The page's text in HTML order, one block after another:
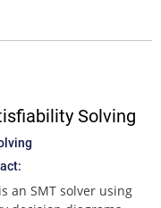
Solving
an SMT solver using